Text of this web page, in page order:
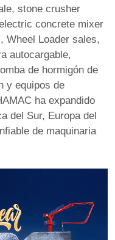
, stone crusher
concrete mixer
, Wheel Loader sales,
autocargable,
de hormigón de
y equipos de
ha expandido
del Sur, Europa del
de maquinaria